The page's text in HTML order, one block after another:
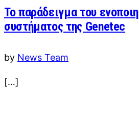
Το παράδειγμα του
συστήματος της Genetec
by News Team
[…]